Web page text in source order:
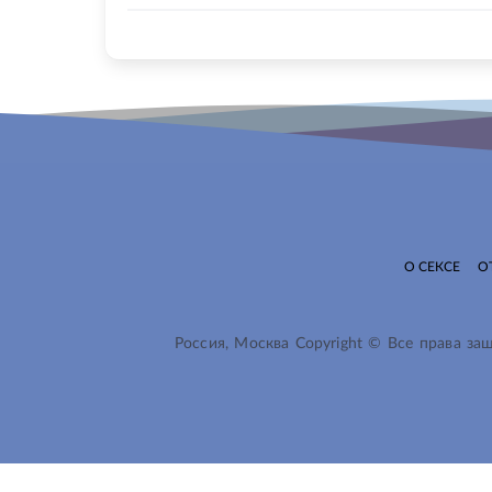
О СЕКСЕ
Россия, Москва Copyright © Все права